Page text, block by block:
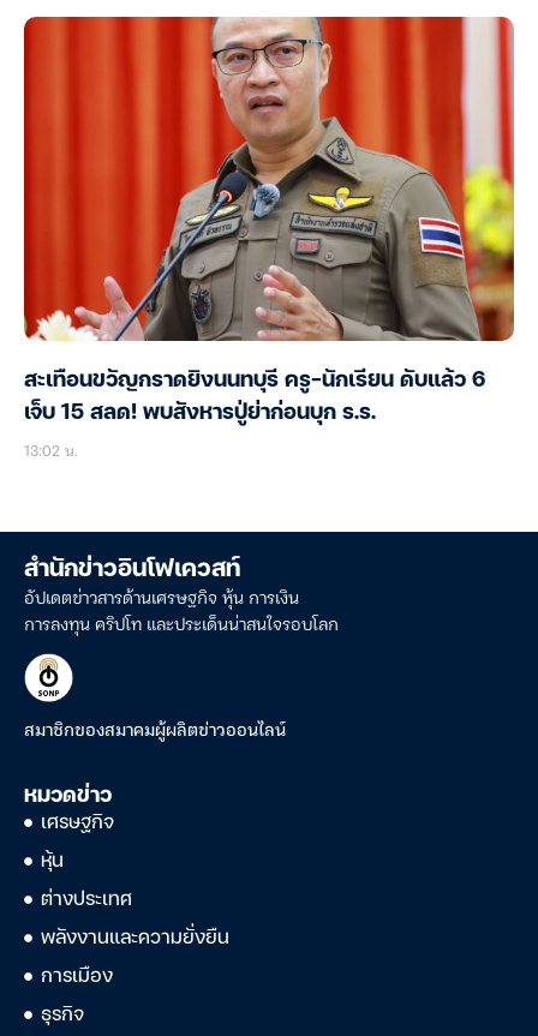
สะเทือนขวัญกราดยิงนนทบุรี ครู-นักเรียน ดับแล้ว 6
เจ็บ 15 สลด! พบสังหารปู่ย่าก่อนบุก ร.ร.
13:02 น.
สำนักข่าวอินโฟเควสท์
อัปเดตข่าวสารด้านเศรษฐกิจ หุ้น การเงิน
การลงทุน คริปโท และประเด็นน่าสนใจรอบโลก
สมาชิกของสมาคมผู้ผลิตข่าวออนไลน์
หมวดข่าว
เศรษฐกิจ
หุ้น
ต่างประเทศ
พลังงานและความยั่งยืน
การเมือง
ธุรกิจ